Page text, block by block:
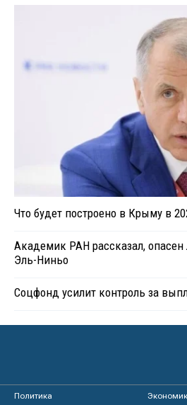
Что будет построено в Крыму в
Академик РАН рассказал, опасен
Эль-Ниньо
Соцфонд усилит контроль за
Политика